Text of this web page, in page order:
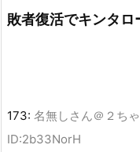
敗者復活でキンタロ
173: 名無しさん＠２ち
ID:2b33NorH